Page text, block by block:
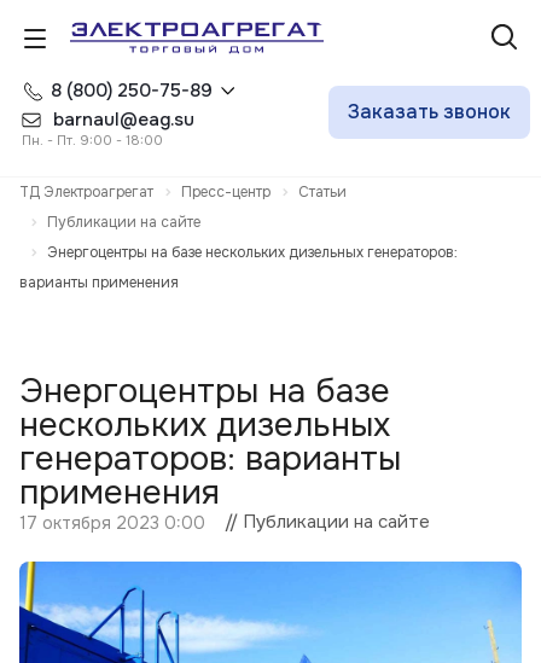
8 (800) 250-75-89
barnaul@eag.su
Пн. - Пт. 9:00 - 18:00
Заказать звонок
ТД Электроагрегат Пресс-центр
Статьи
Публикации на сайте
Энергоцентры на базе нескольких дизельных генераторов:
варианты применения
Энергоцентры на базе
нескольких дизельных
генераторов: варианты
применения
17 октября 2023 0:00 // Публикации на сайте